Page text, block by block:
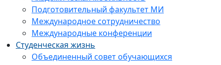
Подготовительный факультет МИ
Международное сотрудничество
Международные конференции
Студенческая жизнь
Объединенный совет обучающихся